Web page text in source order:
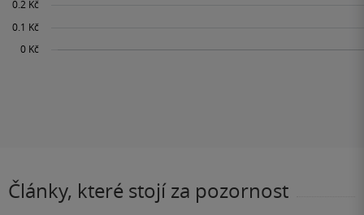
Články, které stojí za pozornost